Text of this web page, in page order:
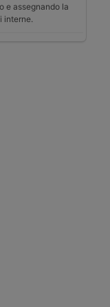
e assegnando la
interne.